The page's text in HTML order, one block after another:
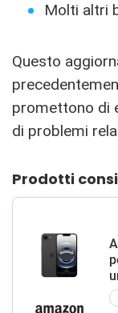
Molti altri
Questo
promettono di
di problemi
Prodotti